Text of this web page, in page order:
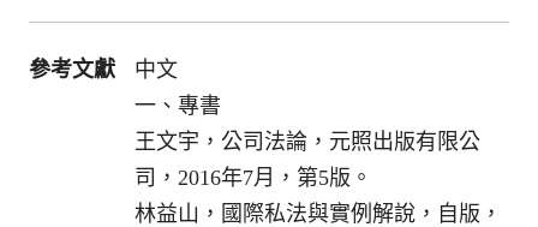
參考文獻
中文
一、專書
王文宇，公司法論，元照出版有限公
司，2016年7月，第5版。
林益山，國際私法與實例解說，自版，